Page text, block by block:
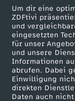
Um dir eine
ZDFtivi
und
eingesetzten
für unser
und unsere
Informationen
abrufen. Dabei
Einwilligung
direkten
Daten auch
c
h
i
c
Mehr ZDF
ZDF-Apps
Smart TV
ZDFtext